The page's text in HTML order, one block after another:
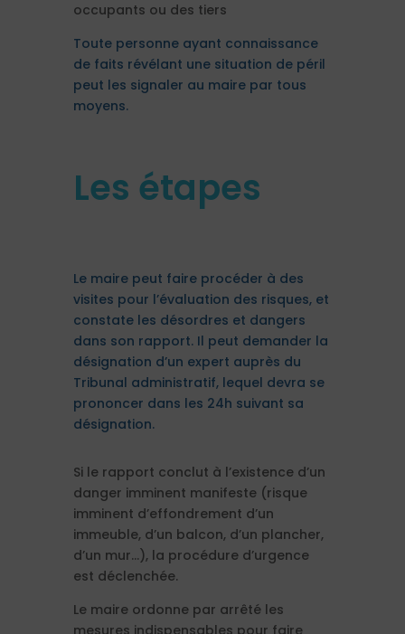
occupants ou des tiers
Toute personne ayant connaissance
de faits révélant une situation de péril
peut les signaler au maire par tous
moyens.
Les étapes
Le maire peut faire procéder à des
visites pour l’évaluation des risques, et
constate les désordres et dangers
dans son rapport. Il peut demander la
désignation d’un expert auprès du
Tribunal administratif, lequel devra se
prononcer dans les 24h suivant sa
désignation.
Si le rapport conclut à l’existence d’un
danger imminent manifeste (risque
imminent d’effondrement d’un
immeuble, d’un balcon, d’un plancher,
d’un mur…), la procédure d’urgence
est déclenchée.
Le maire ordonne par arrêté les